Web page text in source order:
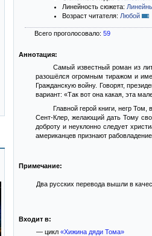
Линейность сюжета:
Возраст читателя: Любой
Всего проголосовало: 59
Аннотация:
Самый известный роман из
разошёлся огромным тиражом и
Гражданскую войну. Говорят,
вариант: «Так вот она какая, эта
Главной герой книги, негр
Сент-Клер, желающий дать Тому
доброту и неуклонно следует
американцев признают
Примечание:
Два русских перевода вышли в
Входит в:
— цикл «Хижина дяди Тома»